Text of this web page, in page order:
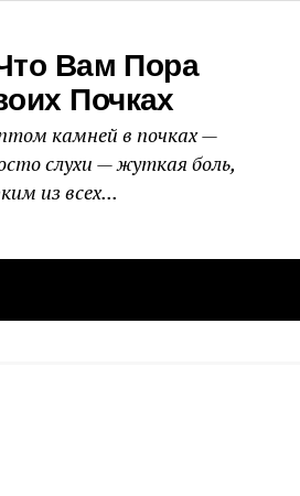
Вам Пора
Почках
камней в почках —
слухи — жуткая боль,
из всех...